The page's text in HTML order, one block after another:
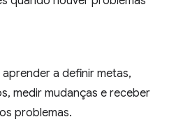
a definir metas,
medir mudanças e receber
problemas.